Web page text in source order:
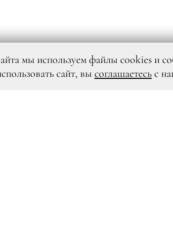
мы используем файлы cookies и
сайт, вы соглашаетесьс